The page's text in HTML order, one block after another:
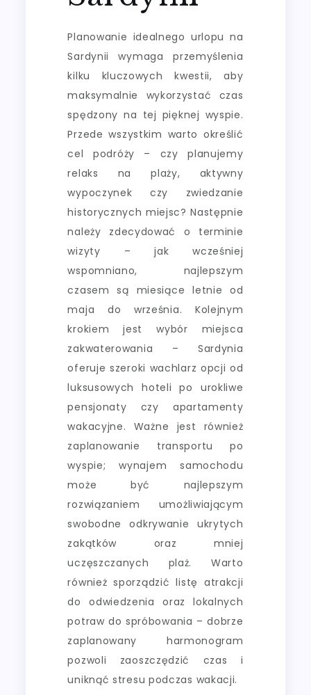
Planowanie idealnego urlopu na
Sardynii wymaga przemyślenia
kilku kluczowych kwestii, aby
maksymalnie wykorzystać czas
spędzony na tej pięknej wyspie.
Przede wszystkim warto określić
cel podróży – czy planujemy
relaks na plaży, aktywny
wypoczynek czy zwiedzanie
historycznych miejsc? Następnie
należy zdecydować o terminie
wizyty – jak wcześniej
wspomniano, najlepszym
czasem są miesiące letnie od
maja do września. Kolejnym
krokiem jest wybór miejsca
zakwaterowania – Sardynia
oferuje szeroki wachlarz opcji od
luksusowych hoteli po urokliwe
pensjonaty czy apartamenty
wakacyjne. Ważne jest również
zaplanowanie transportu po
wyspie; wynajem samochodu
może być najlepszym
rozwiązaniem umożliwiającym
swobodne odkrywanie ukrytych
zakątków oraz mniej
uczęszczanych plaż. Warto
również sporządzić listę atrakcji
do odwiedzenia oraz lokalnych
potraw do spróbowania – dobrze
zaplanowany harmonogram
pozwoli zaoszczędzić czas i
uniknąć stresu podczas wakacji.